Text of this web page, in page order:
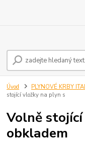
Úvod PLYNOVÉ KRBY
stojící vložky na plyn s
Volně
obkladem